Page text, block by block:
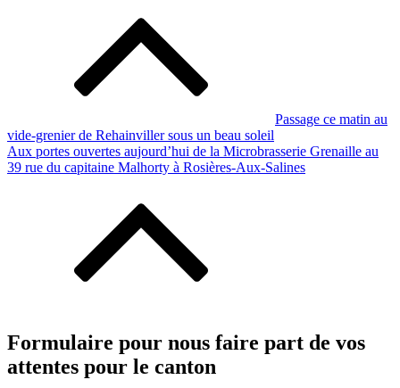
Passage ce matin au
vide-grenier de Rehainviller sous un beau soleil
Aux portes ouvertes aujourd’hui de la Microbrasserie Grenaille au
39 rue du capitaine Malhorty à Rosières-Aux-Salines
Formulaire pour nous faire part de vos
attentes pour le canton